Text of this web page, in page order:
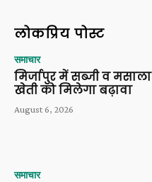
लोकप्रिय पोस्ट
समाचार
मिर्जापुर में सब्जी व मसाला
खेती को मिलेगा बढ़ावा
August 6, 2026
समाचार